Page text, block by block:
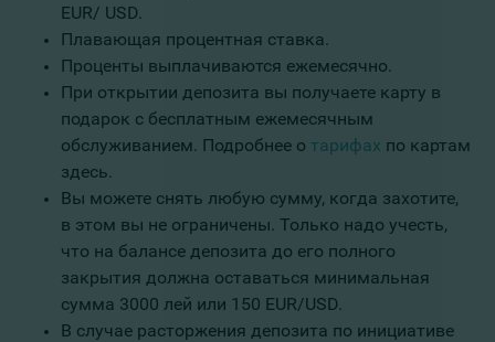
EUR/ USD.
Плавающая процентная ставка.
Проценты выплачиваются ежемесячно.
При открытии депозита вы получаете карту в
подарок с бесплатным ежемесячным
обслуживанием. Подробнее о тарифах по картам
здесь.
Вы можете снять любую сумму, когда захотите,
в этом вы не ограничены. Только надо учесть,
что на балансе депозита до его полного
закрытия должна оставаться минимальная
сумма 3000 лей или 150 EUR/USD.
В случае расторжения депозита по инициативе